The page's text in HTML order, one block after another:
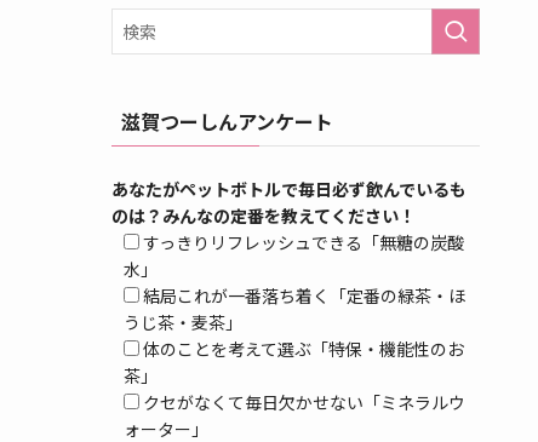
滋賀つーしんアンケート
あなたがペットボトルで毎日必ず飲んでいるも
のは？みんなの定番を教えてください！
すっきりリフレッシュできる「無糖の炭酸
水」
結局これが一番落ち着く「定番の緑茶・ほ
うじ茶・麦茶」
体のことを考えて選ぶ「特保・機能性のお
茶」
クセがなくて毎日欠かせない「ミネラルウ
ォーター」